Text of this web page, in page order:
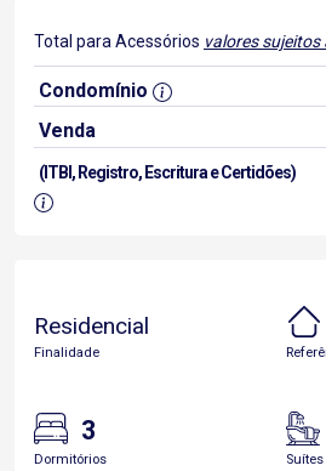
Total para Acessórios valores sujeitos
Condomínio
Venda
(ITBI, Registro, Escritura e Certidões)
Residencial
Finalidade
3
Dormitórios Suítes